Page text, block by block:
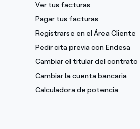
Ver tus facturas
Pagar tus facturas
Registrarse en el Área Cliente
Pedir cita previa con Endesa
Cambiar el titular del contrato
Cambiar la cuenta bancaria
Calculadora de potencia